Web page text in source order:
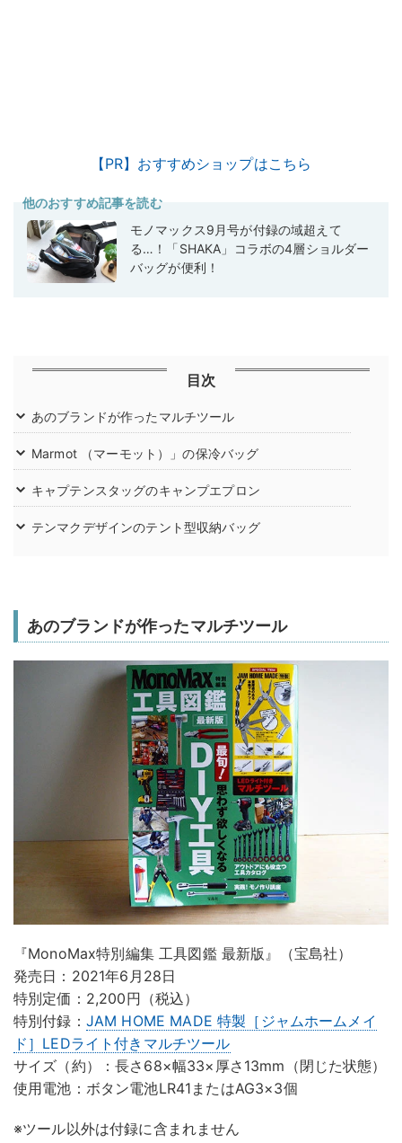
【PR】おすすめショップはこちら
他のおすすめ記事を読む
モノマックス9月号が付録の域超えて
る…！「SHAKA」コラボの4層ショルダー
バッグが便利！
目次
あのブランドが作ったマルチツール
Marmot （マーモット）」の保冷バッグ
キャプテンスタッグのキャンプエプロン
テンマクデザインのテント型収納バッグ
あのブランドが作ったマルチツール
『MonoMax特別編集 工具図鑑 最新版』（宝島社）
発売日：2021年6月28日
特別定価：2,200円（税込）
特別付録： JAM HOME MADE 特製［ジャムホームメイ
ド］LEDライト付きマルチツール
サイズ（約）：長さ68×幅33×厚さ13mm（閉じた状態）
使用電池：ボタン電池LR41またはAG3×3個
※ツール以外は付録に含まれません